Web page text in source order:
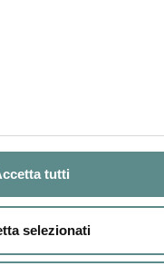
tutti
selezionati
- cosa fare a